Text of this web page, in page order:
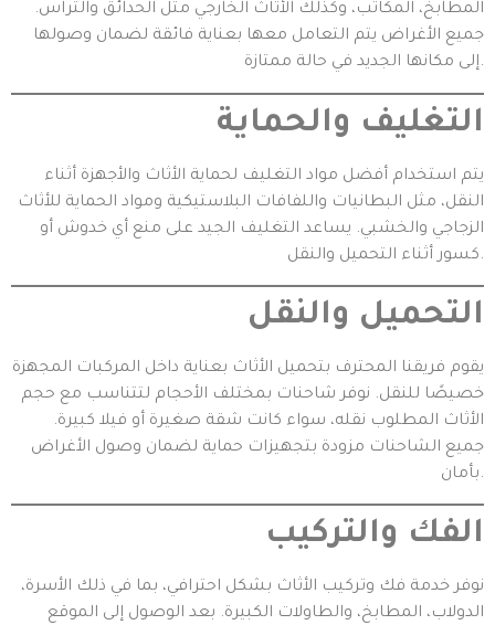
المطابخ، المكاتب، وكذلك الأثاث الخارجي مثل الحدائق والتراس.
جميع الأغراض يتم التعامل معها بعناية فائقة لضمان وصولها
إلى مكانها الجديد في حالة ممتازة.
التغليف والحماية
يتم استخدام أفضل مواد التغليف لحماية الأثاث والأجهزة أثناء
النقل، مثل البطانيات واللفافات البلاستيكية ومواد الحماية للأثاث
الزجاجي والخشبي. يساعد التغليف الجيد على منع أي خدوش أو
كسور أثناء التحميل والنقل.
التحميل والنقل
يقوم فريقنا المحترف بتحميل الأثاث بعناية داخل المركبات المجهزة
خصيصًا للنقل. نوفر شاحنات بمختلف الأحجام لتتناسب مع حجم
الأثاث المطلوب نقله، سواء كانت شقة صغيرة أو فيلا كبيرة.
جميع الشاحنات مزودة بتجهيزات حماية لضمان وصول الأغراض
بأمان.
الفك والتركيب
نوفر خدمة فك وتركيب الأثاث بشكل احترافي، بما في ذلك الأسرة،
الدولاب، المطابخ، والطاولات الكبيرة. بعد الوصول إلى الموقع